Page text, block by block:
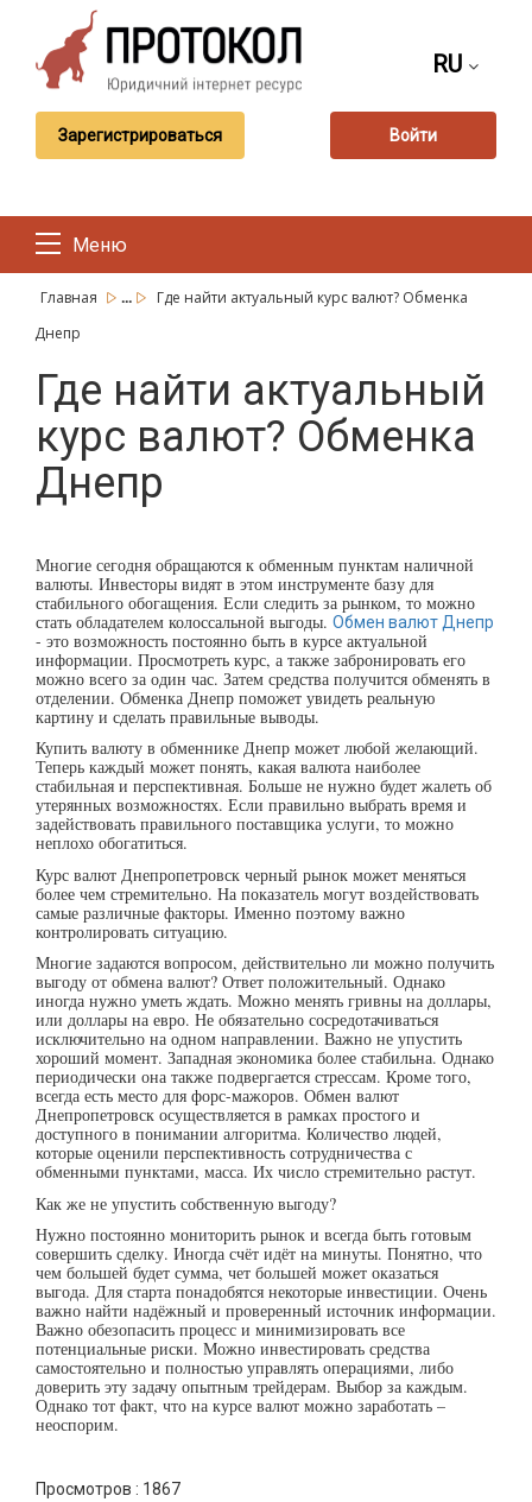
RU
Зарегистрироваться Войти
Меню
Главная ...
Где найти актуальный курс валют? Обменка
Днепр
Где найти актуальный
курс валют? Обменка
Днепр
Многие сегодня обращаются к обменным пунктам наличной
валюты. Инвесторы видят в этом инструменте базу для
стабильного обогащения. Если следить за рынком, то можно
стать обладателем колоссальной выгоды. Обмен валют Днепр
- это возможность постоянно быть в курсе актуальной
информации. Просмотреть курс, а также забронировать его
можно всего за один час. Затем средства получится обменять в
отделении. Обменка Днепр поможет увидеть реальную
картину и сделать правильные выводы.
Купить валюту в обменнике Днепр может любой желающий.
Теперь каждый может понять, какая валюта наиболее
стабильная и перспективная. Больше не нужно будет жалеть об
утерянных возможностях. Если правильно выбрать время и
задействовать правильного поставщика услуги, то можно
неплохо обогатиться.
Курс валют Днепропетровск черный рынок может меняться
более чем стремительно. На показатель могут воздействовать
самые различные факторы. Именно поэтому важно
контролировать ситуацию.
Многие задаются вопросом, действительно ли можно получить
выгоду от обмена валют? Ответ положительный. Однако
иногда нужно уметь ждать. Можно менять гривны на доллары,
или доллары на евро. Не обязательно сосредотачиваться
исключительно на одном направлении. Важно не упустить
хороший момент. Западная экономика более стабильна. Однако
периодически она также подвергается стрессам. Кроме того,
всегда есть место для форс-мажоров. Обмен валют
Днепропетровск осуществляется в рамках простого и
доступного в понимании алгоритма. Количество людей,
которые оценили перспективность сотрудничества с
обменными пунктами, масса. Их число стремительно растут.
Как же не упустить собственную выгоду?
Нужно постоянно мониторить рынок и всегда быть готовым
совершить сделку. Иногда счёт идёт на минуты. Понятно, что
чем большей будет сумма, чет большей может оказаться
выгода. Для старта понадобятся некоторые инвестиции. Очень
важно найти надёжный и проверенный источник информации.
Важно обезопасить процесс и минимизировать все
потенциальные риски. Можно инвестировать средства
самостоятельно и полностью управлять операциями, либо
доверить эту задачу опытным трейдерам. Выбор за каждым.
Однако тот факт, что на курсе валют можно заработать –
неоспорим.
Просмотров : 1867